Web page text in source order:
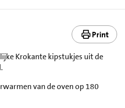
Print
Krokante kipstukjes uit de
van de oven op 180